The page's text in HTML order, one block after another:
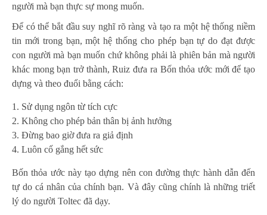
người mà bạn thực sự mong muốn.
Để có thể bắt đầu suy nghĩ rõ ràng và tạo ra một hệ thống niềm
tin mới trong bạn, một hệ thống cho phép bạn tự do đạt được
con người mà bạn muốn chứ không phải là phiên bản mà người
khác mong bạn trở thành, Ruiz đưa ra Bốn thỏa ước mới để tạo
dựng và theo đuổi bằng cách:
Sử dụng ngôn từ tích cực
Không cho phép bản thân bị ảnh hưởng
Đừng bao giờ đưa ra giả định
Luôn cố gắng hết sức
Bốn thỏa ước này tạo dựng nên con đường thực hành dẫn đến
tự do cá nhân của chính bạn. Và đây cũng chính là những triết
lý do người Toltec đã dạy.